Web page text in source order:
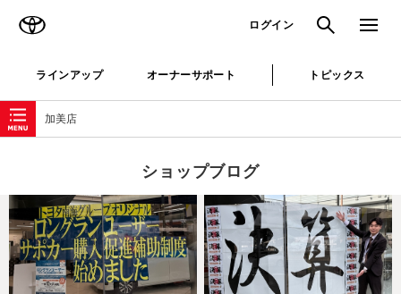
ログイン 検索 メニュ
ラインアップ オーナーサポート トピックス
加美店
ショップブログ